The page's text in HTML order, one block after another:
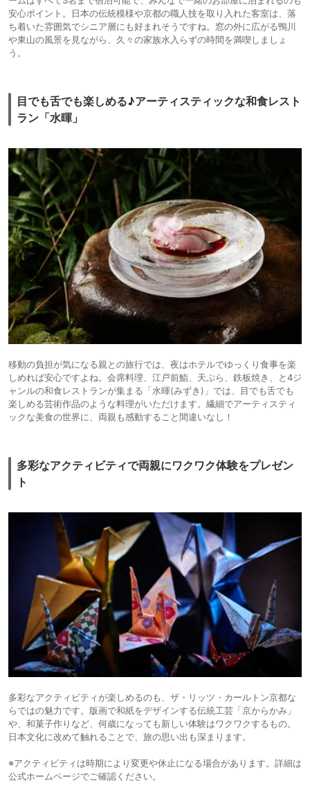
安心ポイント。日本の伝統模様や京都の職人技を取り入れた客室は、落
ち着いた雰囲気でシニア層にも好まれそうですね。窓の外に広がる鴨川
や東山の風景を見ながら、久々の家族水入らずの時間を満喫しましょ
う。
目でも舌でも楽しめる♪アーティスティックな和食レスト
ラン「水暉」
移動の負担が気になる親との旅行では、夜はホテルでゆっくり食事を楽
しめれば安心ですよね。会席料理、江戸前鮨、天ぷら、鉄板焼き、と4ジ
ャンルの和食レストランが集まる「水暉(みずき)」では、目でも舌でも
楽しめる芸術作品のような料理がいただけます。繊細でアーティスティ
ックな美食の世界に、両親も感動すること間違いなし！
多彩なアクティビティで両親にワクワク体験をプレゼン
ト
多彩なアクティビティが楽しめるのも、ザ・リッツ・カールトン京都な
らではの魅力です。版画で和紙をデザインする伝統工芸「京からかみ」
や、和菓子作りなど、何歳になっても新しい体験はワクワクするもの。
日本文化に改めて触れることで、旅の思い出も深まります。
※アクティビティは時期により変更や休止になる場合があります。詳細は
公式ホームページでご確認ください。